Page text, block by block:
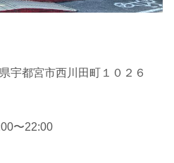
宇都宮市西川田町１０２６
〜22:00